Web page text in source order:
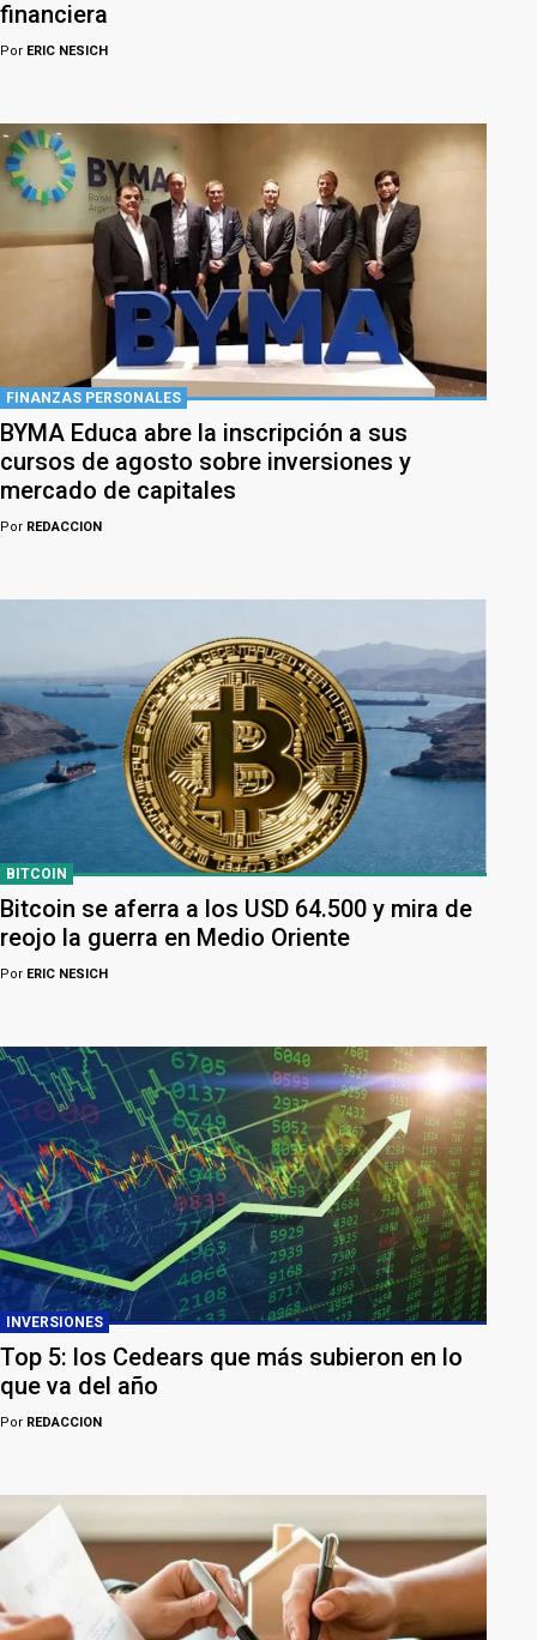
financiera
Por ERIC NESICH
FINANZAS PERSONALES
BYMA Educa abre la inscripción a sus
cursos de agosto sobre inversiones y
mercado de capitales
Por REDACCION
BITCOIN
Bitcoin se aferra a los USD 64.500 y mira de
reojo la guerra en Medio Oriente
Por ERIC NESICH
INVERSIONES
Top 5: los Cedears que más subieron en lo
que va del año
Por REDACCION